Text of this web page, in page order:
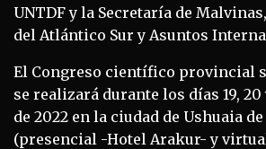
UNTDF y la Secretaría de
del Atlántico Sur y Asuntos
El Congreso científico provincial
se realizará durante los días 19, 20
de 2022 en la ciudad de Ushuaia
(presencial -Hotel Arakur- y